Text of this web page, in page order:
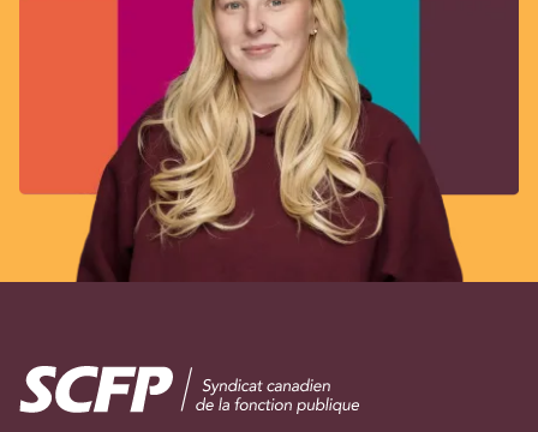
Image